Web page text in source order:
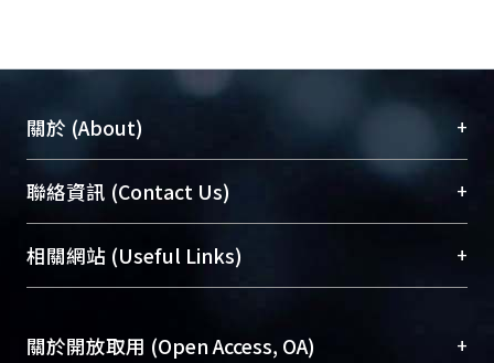
關於 (About) +
臺大位居世界頂尖大學之列，為永久珍藏及向國際
展現本校豐碩的研究成果及學術能量，圖書館整合
機構典藏（NTUR）與學術庫（AH）不同功能平
台，成為臺大學術典藏NTU scholars。期能整合研
成果。
聯絡資訊 (Contact Us) +
總館學科館員(Main Library)
醫學圖書館學科館員(Medical Library)
Sciences Library)
相關網站 (Useful Links) +
關於開放取用 (Open Access, OA) +